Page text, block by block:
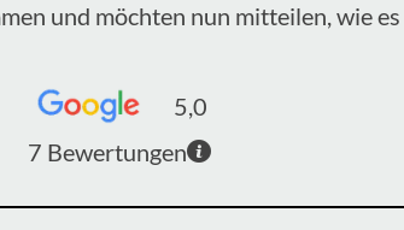
und möchten nun mitteilen, wie
5,0
7 Bewertungen